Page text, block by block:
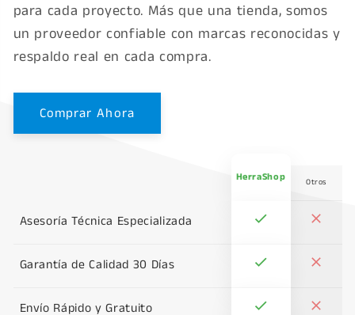
para cada proyecto. Más que una tienda, somos
un proveedor confiable con marcas reconocidas y
respaldo real en cada compra.
Comprar Ahora
HerraShop Otros
Asesoría Técnica Especializada
Garantía de Calidad 30 Días
Envío Rápido y Gratuito